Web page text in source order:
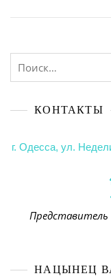
КОНТАКТЫ
г. Одесса, ул.
Представитель
НАЦЫНЕЦ